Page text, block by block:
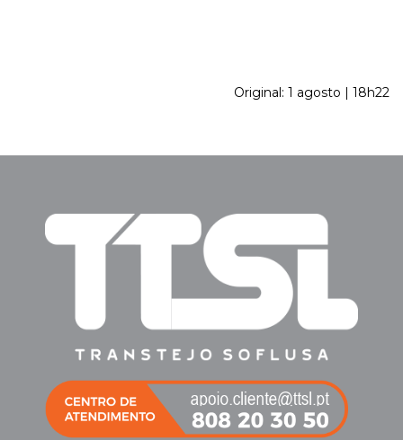
Original: 1 agosto | 18h22